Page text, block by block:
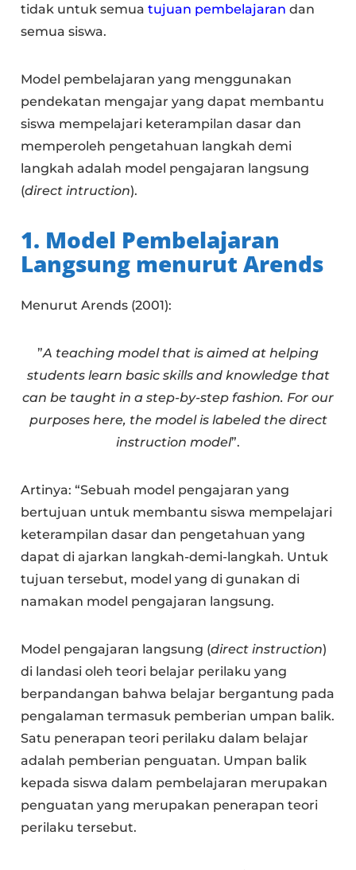
tidak untuk semuatujuan pembelajaran dan
semua siswa.
Model pembelajaran yang menggunakan
pendekatan mengajar yang dapat membantu
siswa mempelajari keterampilan dasar dan
memperoleh pengetahuan langkah demi
langkah adalah model pengajaran langsung
(direct intruction).
1. Model Pembelajaran
Langsung menurut Arends
Menurut Arends (2001):
”A teaching model that is aimed at helping
students learn basic skills and knowledge that
can be taught in a step-by-step fashion. For our
purposes here, the model is labeled the direct
instruction model”.
Artinya: “Sebuah model pengajaran yang
bertujuan untuk membantu siswa mempelajari
keterampilan dasar dan pengetahuan yang
dapat di ajarkan langkah-demi-langkah. Untuk
tujuan tersebut, model yang di gunakan di
namakan model pengajaran langsung.
Model pengajaran langsung (direct instruction)
di landasi oleh teori belajar perilaku yang
berpandangan bahwa belajar bergantung pada
pengalaman termasuk pemberian umpan balik.
Satu penerapan teori perilaku dalam belajar
adalah pemberian penguatan. Umpan balik
kepada siswa dalam pembelajaran merupakan
penguatan yang merupakan penerapan teori
perilaku tersebut.